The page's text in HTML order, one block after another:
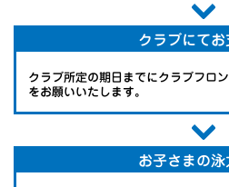
クラブにて
クラブ所定の期日までにクラブフロ
をお願いいたします。
お子さまの